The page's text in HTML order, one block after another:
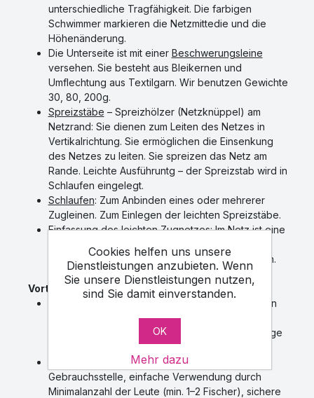
Cookies helfen uns unsere
Dienstleistungen anzubieten. Wenn
Sie unsere Dienstleistungen nutzen,
sind Sie damit einverstanden.
OK
Mehr dazu
unterschiedliche Tragfähigkeit. Die farbigen
Schwimmer markieren die Netzmittedie und die
Höhenänderung.
Die Unterseite ist mit einer Beschwerungsleine
versehen. Sie besteht aus Bleikernen und
Umflechtung aus Textilgarn. Wir benutzen Gewichte
30, 80, 200g.
Spreizstäbe – Spreizhölzer (Netzknüppel) am
Netzrand: Sie dienen zum Leiten des Netzes in
Vertikalrichtung. Sie ermöglichen die Einsenkung
des Netzes zu leiten. Sie spreizen das Netz am
Rande. Leichte Ausführuntg – der Spreizstab wird in
Schlaufen eingelegt.
Schlaufen: Zum Anbinden eines oder mehrerer
Zugleinen. Zum Einlegen der leichten Spreizstäbe.
Einfassung des leichten Zugnetzes: Im Netz ist eine
Schwimmern und Beschwerungen angeschlagen.
Vorteile:
Das Netz kann zum Ufer unsymmetrisch gezogen
werden. Das Netz kann beim Zug nur zu einem
Rand gezogen werden. Es wird besser die Menge
der gefangenen Fischer reguliert.
schnelle und operative Anwendung an
Gebrauchsstelle, einfache Verwendung durch
Minimalanzahl der Leute (min. 1–2 Fischer), sichere